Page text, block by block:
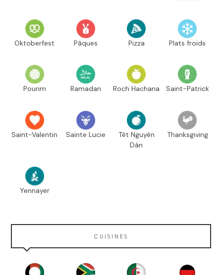
Oktoberfest Pâques Pizza Plats froids
Pourim Ramadan Roch Hachana Saint-Patrick
Saint-Valentin Sainte Lucie
Têt Nguyên
Dán
Thanksgiving
Yennayer
CUISINES